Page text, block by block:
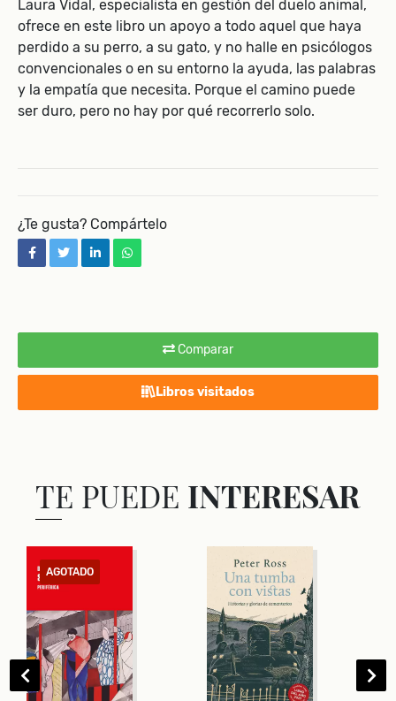
Comparar
Libros visitados
Laura Vidal, especialista en gestión del duelo animal,
ofrece en este libro un apoyo a todo aquel que haya
perdido a su perro, a su gato, y no halle en psicólogos
convencionales o en su entorno la ayuda, las palabras
y la empatía que necesita. Porque el camino puede
ser duro, pero no hay por qué recorrerlo solo.
¿Te gusta? Compártelo
facebooktwitterlinkedinwhatsapp
TE PUEDE INTERESAR
AGOTADO